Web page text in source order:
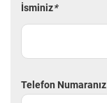
İsminiz*
Telefon Numaranız